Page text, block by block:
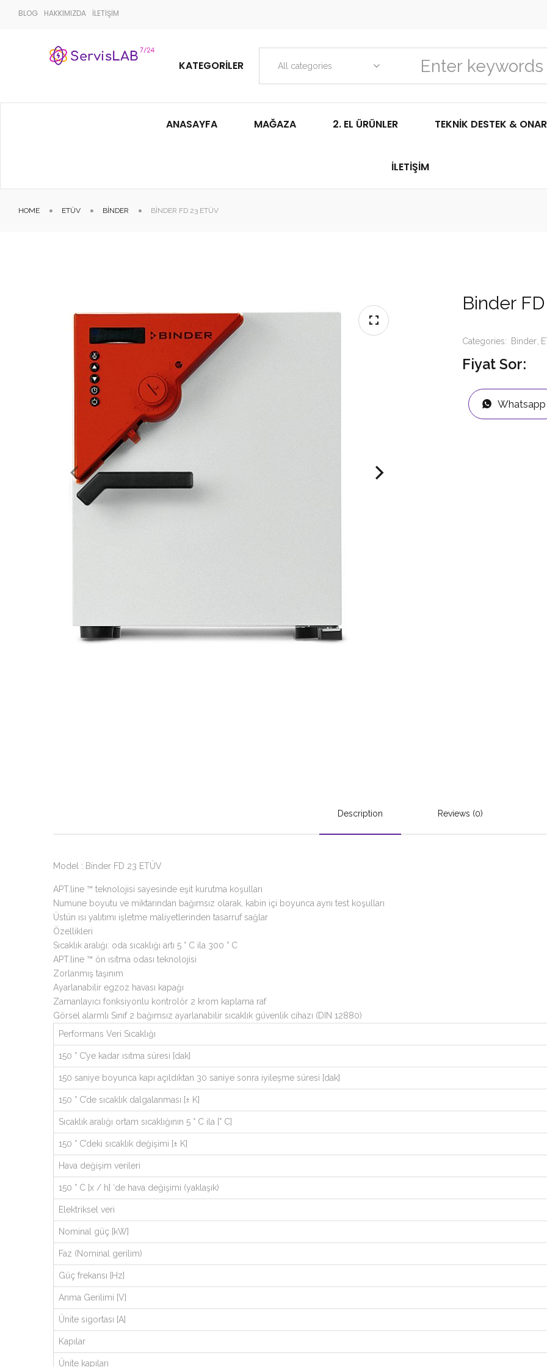
BLOG HAKKIMIZDA İLETİŞİM
KATEGORILER All categories
ANASAYFA MAĞAZA 2. EL ÜRÜNLER TEKNIK DESTEK &
İLETIŞIM
HOME ETÜV BINDER BINDER FD 23 ETÜV
Binder
Categories: Binder
Fiyat Sor:
Whatsapp
Description Reviews (0)
Model : Binder FD 23 ETÜV
APT.line ™ teknolojisi sayesinde eşit kurutma koşulları
Numune boyutu ve miktarından bağımsız olarak, kabin içi boyunca aynı test koşulları
Üstün ısı yalıtımı işletme maliyetlerinden tasarruf sağlar
Özellikleri
Sıcaklık aralığı: oda sıcaklığı artı 5 ° C ila 300 ° C
APT.line ™ ön ısıtma odası teknolojisi
Zorlanmış taşınım
Ayarlanabilir egzoz havası kapağı
Zamanlayıcı fonksiyonlu kontrolör 2 krom kaplama raf
Görsel alarmlı Sınıf 2 bağımsız ayarlanabilir sıcaklık güvenlik cihazı (DIN 12880)
Performans Veri Sıcaklığı
150 ° C’ye kadar ısıtma süresi [dak]
150 saniye boyunca kapı açıldıktan 30 saniye sonra iyileşme süresi [dak]
150 ° C’de sıcaklık dalgalanması [± K]
Sıcaklık aralığı ortam sıcaklığının 5 ° C ila [° C]
150 ° C’deki sıcaklık değişimi [± K]
Hava değişim verileri
150 ° C [x / h] ‘de hava değişimi (yaklaşık)
Elektriksel veri
Nominal güç [kW]
Faz (Nominal gerilim)
Güç frekansı [Hz]
Anma Gerilimi [V]
Ünite sigortası [A]
Kapılar
Ünite kapıları